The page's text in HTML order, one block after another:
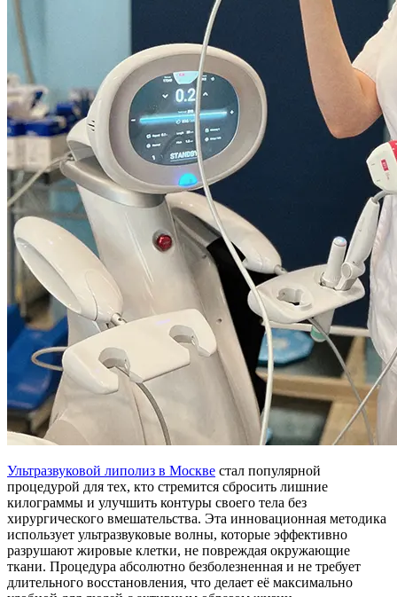
Ультразвуковой липолиз в Москве стал популярной
процедурой для тех, кто стремится сбросить лишние
килограммы и улучшить контуры своего тела без
хирургического вмешательства. Эта инновационная методика
использует ультразвуковые волны, которые эффективно
разрушают жировые клетки, не повреждая окружающие
ткани. Процедура абсолютно безболезненная и не требует
длительного восстановления, что делает её максимально